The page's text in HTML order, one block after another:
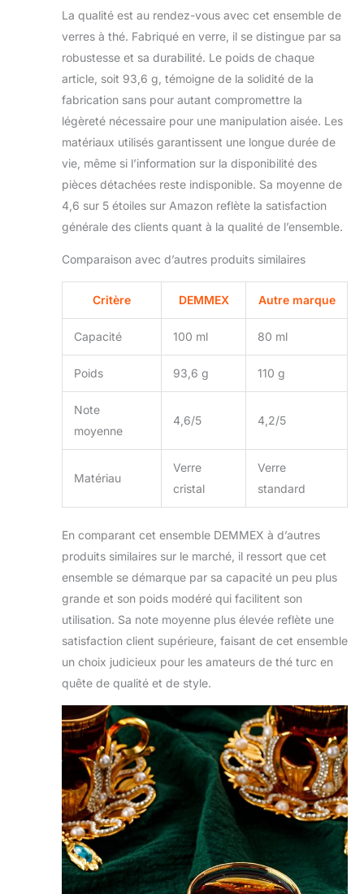
La qualité est au rendez-vous avec cet ensemble de
verres à thé. Fabriqué en verre, il se distingue par sa
robustesse et sa durabilité. Le poids de chaque
article, soit 93,6 g, témoigne de la solidité de la
fabrication sans pour autant compromettre la
légèreté nécessaire pour une manipulation aisée. Les
matériaux utilisés garantissent une longue durée de
vie, même si l’information sur la disponibilité des
pièces détachées reste indisponible. Sa moyenne de
4,6 sur 5 étoiles sur Amazon reflète la satisfaction
générale des clients quant à la qualité de l’ensemble.
Comparaison avec d’autres produits similaires
Critère DEMMEX Autre marque
Capacité 100 ml 80 ml
Poids 93,6 g 110 g
Note
moyenne
4,6/5 4,2/5
Matériau
Verre
cristal
Verre
standard
En comparant cet ensemble DEMMEX à d’autres
produits similaires sur le marché, il ressort que cet
ensemble se démarque par sa capacité un peu plus
grande et son poids modéré qui facilitent son
utilisation. Sa note moyenne plus élevée reflète une
satisfaction client supérieure, faisant de cet ensemble
un choix judicieux pour les amateurs de thé turc en
quête de qualité et de style.